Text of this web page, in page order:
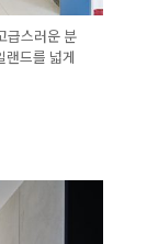
급스러운 분
랜드를 넓게